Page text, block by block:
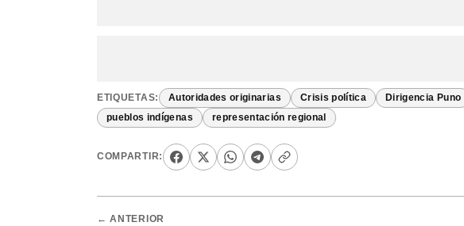
ETIQUETAS: Autoridades originarias Crisis política Dirigencia Puno
pueblos indígenas representación regional
COMPARTIR:
← ANTERIOR